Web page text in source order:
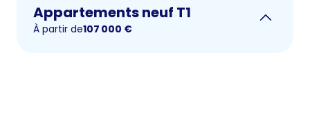
Appartements neuf T1
À partir de107 000 €